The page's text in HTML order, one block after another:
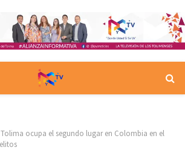
ocupa el segundo lugar en Colombia en el